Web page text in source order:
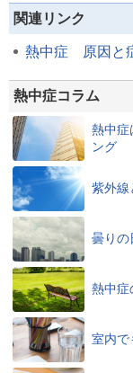
関連リンク
熱中症 原因と
熱中症コラム
熱中症
ング
紫外線
曇りの
熱中症
室内で